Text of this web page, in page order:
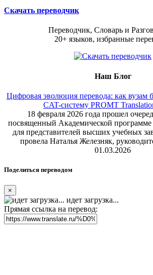
Скачать переводчик
Переводчик, Словарь и
20+ языков, избранные
Наш Блог
Цифровая эволюция перевода: как вузам
CAT-систему PROMT
18 февраля 2026 года прошел
посвященный Академической
для представителей высших учебных
провела Наталья Железняк,
01.03.2026
Поделиться переводом
×
идет загрузка...
Прямая ссылка на перевод: